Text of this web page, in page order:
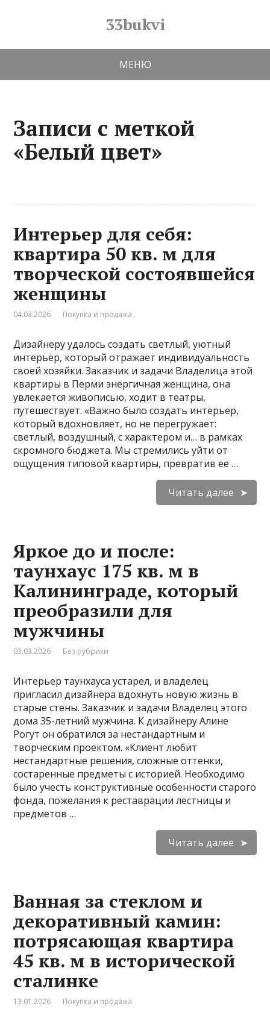
33bukvi
МЕНЮ
Записи с меткой
«Белый цвет»
Интерьер для себя:
квартира 50 кв. м для
творческой состоявшейся
женщины
04.03.2026 Покупка и продажа
Дизайнеру удалось создать светлый, уютный
интерьер, который отражает индивидуальность
своей хозяйки. Заказчик и задачи Владелица этой
квартиры в Перми энергичная женщина, она
увлекается живописью, ходит в театры,
путешествует. «Важно было создать интерьер,
который вдохновляет, но не перегружает:
светлый, воздушный, с характером и… в рамках
скромного бюджета. Мы стремились уйти от
ощущения типовой квартиры, превратив ее …
Читать далее
Яркое до и после:
таунхаус 175 кв. м в
Калининграде, который
преобразили для
мужчины
03.03.2026 Без рубрики
Интерьер таунхауса устарел, и владелец
пригласил дизайнера вдохнуть новую жизнь в
старые стены. Заказчик и задачи Владелец этого
дома 35-летний мужчина. К дизайнеру Алине
Рогут он обратился за нестандартным и
творческим проектом. «Клиент любит
нестандартные решения, сложные оттенки,
состаренные предметы с историей. Необходимо
было учесть конструктивные особенности старого
фонда, пожелания к реставрации лестницы и
предметов …
Читать далее
Ванная за стеклом и
декоративный камин:
потрясающая квартира
45 кв. м в исторической
сталинке
13.01.2026 Покупка и продажа